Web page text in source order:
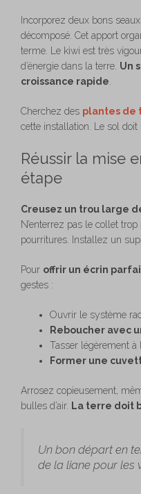
Incorporez deux bons
décomposé. Cet apport
terme. Le kiwi est très
d’énergie dans la terre. Un
croissance rapide.
Cherchez des plantes de
cette installation. Le sol doit
Réussir la mise
étape
Creusez un trou large
N’enterrez pas le collet
pourritures. Installez un
Pour offrir un écrin
gestes :
Ouvrir le système
Reboucher avec
Tasser légèrement à
Former une
Arrosez copieusement,
bulles d’air. La terre doit
Un bon départ en
de la liane pour les